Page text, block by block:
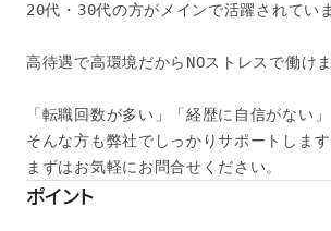
20代・30代の方がメインで活躍されてい
高待遇で高環境だからNOストレスで働け
「転職回数が多い」「経歴に自信がない」
そんな方も弊社でしっかりサポートします
まずはお気軽にお問合せください。
ポイント